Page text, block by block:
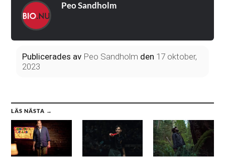
Peo Sandholm
Publicerades av Peo Sandholm den 17 oktober,
2023
LÄS NÄSTA →